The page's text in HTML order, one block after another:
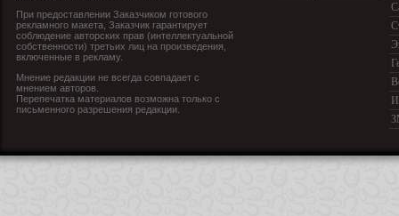
При предоставлении Заказчиком готового
рекламного макета, Заказчик гарантирует
соблюдение авторских прав (интеллектуальной
собственности) третьих лиц на произведения,
включенные в рекламу.
Мнение редакции не всегда совпадает с
мнением авторов.
Перепечатка материалов возможна только с
письменного разрешения редакции.